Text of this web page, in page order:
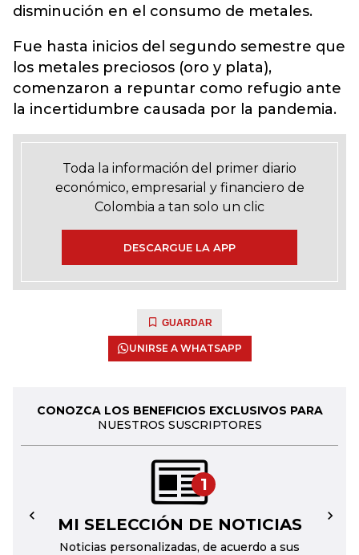
disminución en el consumo de metales.
Fue hasta inicios del segundo semestre que
los metales preciosos (oro y plata),
comenzaron a repuntar como refugio ante
la incertidumbre causada por la pandemia.
Toda la información del primer diario
económico, empresarial y financiero de
Colombia a tan solo un clic
DESCARGUE LA APP
GUARDAR
UNIRSE A WHATSAPP
CONOZCA LOS BENEFICIOS EXCLUSIVOS PARA
NUESTROS SUSCRIPTORES
1
MI SELECCIÓN DE NOTICIAS
Noticias personalizadas, de acuerdo a sus
← →